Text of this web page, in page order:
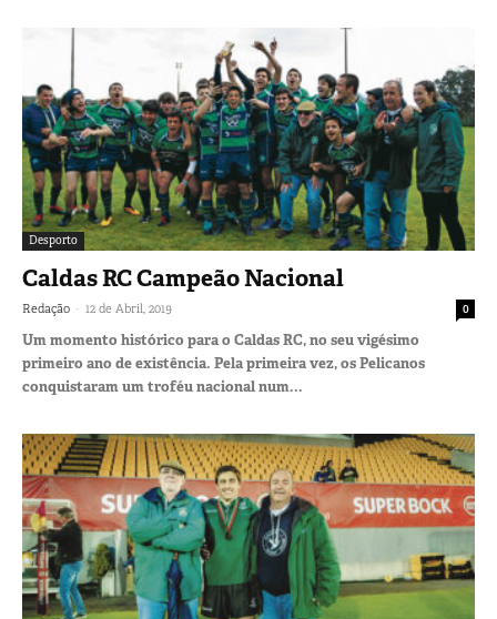
Desporto
Caldas RC Campeão Nacional
Redação - 12 de Abril, 2019 0
Um momento histórico para o Caldas RC, no seu vigésimo
primeiro ano de existência. Pela primeira vez, os Pelicanos
conquistaram um troféu nacional num...